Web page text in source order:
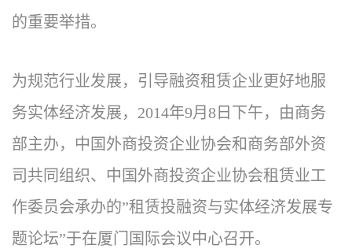
的重要举措。
为规范行业发展，引导融资租赁企业更好地服
务实体经济发展，2014年9月8日下午，由商务
部主办，中国外商投资企业协会和商务部外资
司共同组织、中国外商投资企业协会租赁业工
作委员会承办的”租赁投融资与实体经济发展专
题论坛”于在厦门国际会议中心召开。